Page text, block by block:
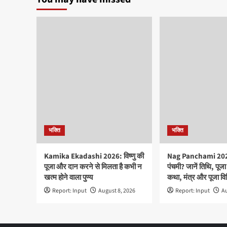
भक्ति
Kamika Ekadashi 2026: विष्णु की
पूजा और दान करने से मिलता है कभी न
खत्म होने वाला पुण्य
Report: Input August 8, 2026
भक्ति
Nag Panchami
पंचमी? जानें तिथि,
कथा, मंत्र और पूजा
Report: Input